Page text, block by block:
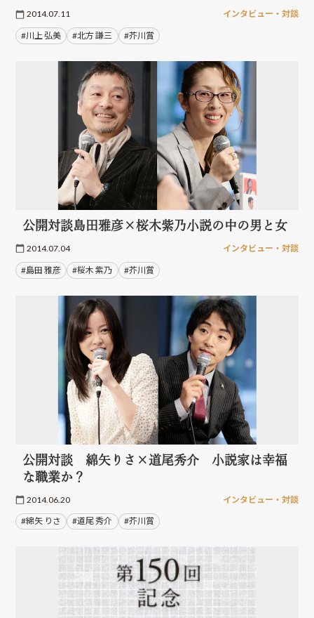
2014.07.11 インタビュー・対談
#川上 弘美 #北方 謙三 #芥川賞
公開対談島田雅彦×桜木紫乃小説の中の男と女
2014.07.04 インタビュー・対談
#島田 雅彦 #桜木 紫乃 #芥川賞
公開対談 綿矢りさ×道尾秀介 小説家は幸福
な職業か？
2014.06.20 インタビュー・対談
#綿矢 りさ #道尾 秀介 #芥川賞